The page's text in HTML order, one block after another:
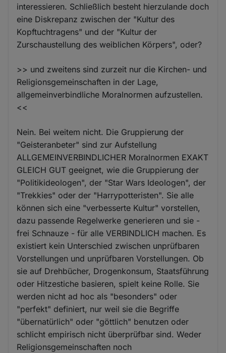
interessieren. Schließlich besteht hierzulande doch
eine Diskrepanz zwischen der "Kultur des
Kopftuchtragens" und der "Kultur der
Zurschaustellung des weiblichen Körpers", oder?
>> und zweitens sind zurzeit nur die Kirchen- und
Religionsgemeinschaften in der Lage,
allgemeinverbindliche Moralnormen aufzustellen.
<<
Nein. Bei weitem nicht. Die Gruppierung der
"Geisteranbeter" sind zur Aufstellung
ALLGEMEINVERBINDLICHER Moralnormen EXAKT
GLEICH GUT geeignet, wie die Gruppierung der
"Politikideologen", der "Star Wars Ideologen", der
"Trekkies" oder der "Harrypotteristen". Sie alle
können sich eine "verbesserte Kultur" vorstellen,
dazu passende Regelwerke generieren und sie -
frei Schnauze - für alle VERBINDLICH machen. Es
existiert kein Unterschied zwischen unprüfbaren
Vorstellungen und unprüfbaren Vorstellungen. Ob
sie auf Drehbücher, Drogenkonsum, Staatsführung
oder Hitzestiche basieren, spielt keine Rolle. Sie
werden nicht ad hoc als "besonders" oder
"perfekt" definiert, nur weil sie die Begriffe
"übernatürlich" oder "göttlich" benutzen oder
schlicht empirisch nicht überprüfbar sind. Weder
Religionsgemeinschaften noch